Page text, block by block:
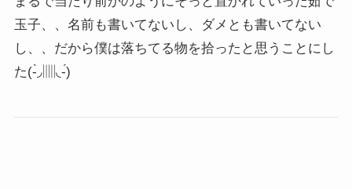
玉子、、名前も書いてないし、ダメとも書いてない
し、、だから僕は落ちてる物を拾ったと思うことにし
た(-̀◞▥◟-́)